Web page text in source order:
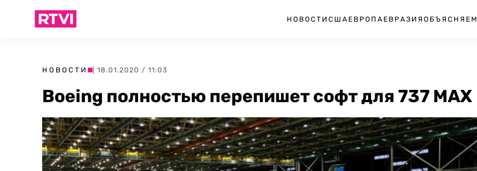
НОВОСТИ США ЕВРОПА ЕВРАЗИЯ ОБЪЯСНЯЕМ
НОВОСТИ | 18.01.2020 / 11:03
Boeing полностью перепишет софт для 737 MAX